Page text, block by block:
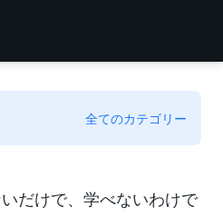
全てのカテゴリー
だけで、学べないわけで